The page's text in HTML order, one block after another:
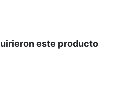
este producto